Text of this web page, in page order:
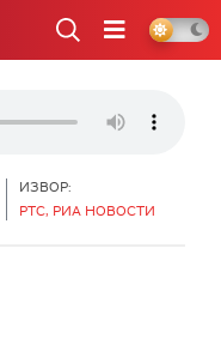
ИЗВОР:
РТС, РИА НОВОСТИ